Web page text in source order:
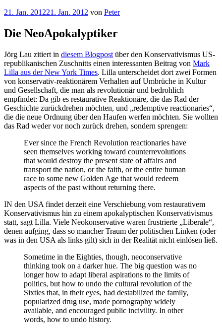
Veröffentlicht
21. Jan. 201221. Jan. 2012 von Peter
Die NeoApokalyptiker
Jörg Lau zitiert in diesem Blogpost über den Konservativismus US-
republikanischen Zuschnitts einen interessanten Beitrag von Mark
Lilla aus der New York Times. Lilla unterscheidet dort zwei Formen
von konservativ-reaktionärem Verhalten auf Umbrüche in Kultur
und Gesellschaft, die man als revolutionär und bedrohlich
empfindet: Da gib es restaurative Reaktionäre, die das Rad der
Geschichte zurückdrehen möchten, und „redemptive reactionaries“,
die die neue Ordnung über den Haufen werfen möchten. Sie wollten
das Rad weder vor noch zurück drehen, sondern sprengen:
Ever since the French Revolution reactionaries have
seen themselves working toward counterrevolutions
that would destroy the present state of affairs and
transport the nation, or the faith, or the entire human
race to some new Golden Age that would redeem
aspects of the past without returning there.
IN den USA findet derzeit eine Verschiebung vom restaurativem
Konservativismus hin zu einem apokalyptischen Konservativismus
statt, sagt Lilla. Viele Neokonservative waren frustrierte „Liberale“,
denen aufging, dass so mancher Traum der politischen Linken (oder
was in den USA als links gilt) sich in der Realität nicht einlösen ließ.
Sometime in the Eighties, though, neoconservative
thinking took on a darker hue. The big question was no
longer how to adapt liberal aspirations to the limits of
politics, but how to undo the cultural revolution of the
Sixties that, in their eyes, had destabilized the family,
popularized drug use, made pornography widely
available, and encouraged public incivility. In other
words, how to undo history.